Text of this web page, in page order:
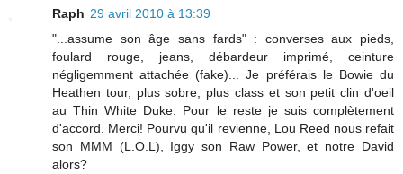
Raph 29 avril 2010 à 13:39
"...assume son âge sans fards" : converses aux pieds,
foulard rouge, jeans, débardeur imprimé, ceinture
négligemment attachée (fake)... Je préférais le Bowie du
Heathen tour, plus sobre, plus class et son petit clin d'oeil
au Thin White Duke. Pour le reste je suis complètement
d'accord. Merci! Pourvu qu'il revienne, Lou Reed nous refait
son MMM (L.O.L), Iggy son Raw Power, et notre David
alors?